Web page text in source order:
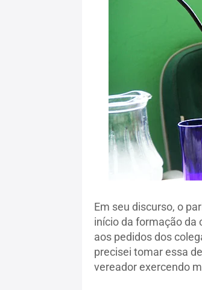
Em seu discurso, o
início da formação da
aos pedidos dos
precisei tomar essa
vereador exercendo